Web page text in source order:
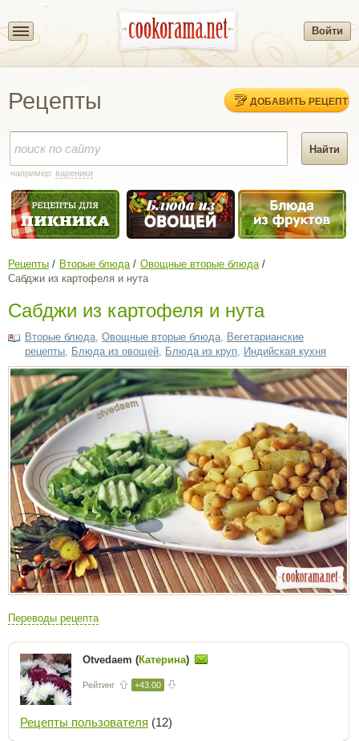
Войти
Рецепты ДОБАВИТЬ РЕЦЕПТ
например: вареники
Рецепты Вторые блюда
Овощные вторые блюда
Сабджи из картофеля и нута
Сабджи из картофеля и нута
Вторые блюда Овощные вторые блюда Вегетарианские
рецепты Блюда из овощей Блюда из круп Индийская кухня
Переводы рецепта
Otvedaem (Катерина)
Рейтинг +43.00
Рецепты пользователя (12)